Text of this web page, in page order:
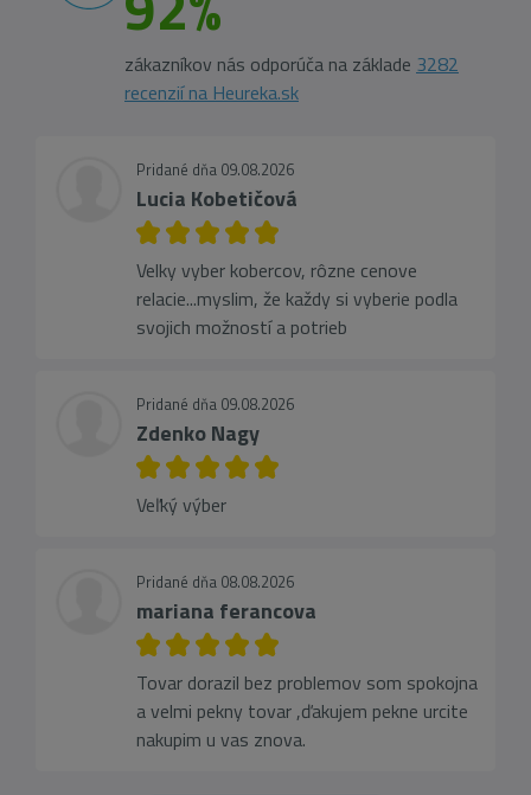
zákazníkov nás odporúča na základe 3282
recenzií na Heureka.sk
Pridané dňa 09.08.2026
Lucia Kobetičová
Velky vyber kobercov, rôzne cenove
relacie...myslim, že každy si vyberie podla
svojich možností a potrieb
Pridané dňa 09.08.2026
Zdenko Nagy
Veľký výber
Pridané dňa 08.08.2026
mariana ferancova
Tovar dorazil bez problemov som spokojna
a velmi pekny tovar ,ďakujem pekne urcite
nakupim u vas znova.